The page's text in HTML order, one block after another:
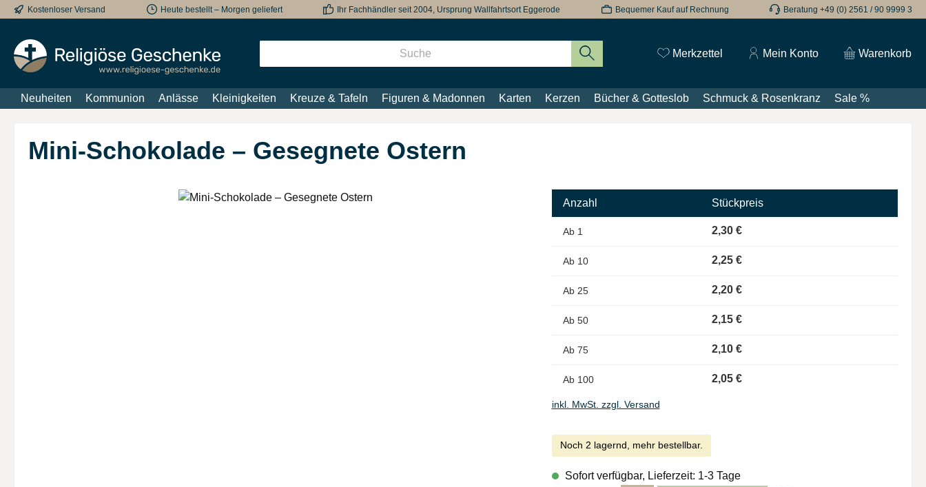
Hauptinhalt springen
Zur Suche springen
Zur Hauptnavigation springen
Kostenloser Versand Heute bestellt – Morgen geliefert Ihr Fachhändler seit 2004, Ursprung Wallfahrtsort Eggerode Bequemer Kauf auf Rechnung Beratung +49 (0) 2561 / 90 9999 3
Merkzettel Du hast 0 Produkte auf dem Merkzettel
Mein Konto Warenkorb
Neuheiten Kommunion Anlässe Kleinigkeiten Kreuze & Tafeln Figuren & Madonnen Karten Kerzen Bücher & Gotteslob Schmuck & Rosenkranz Sale %
Mini-Schokolade – Gesegnete Ostern
Anzahl Stückpreis
Ab 1 2,30 €
Ab 10 2,25 €
Ab 25 2,20 €
Ab 50 2,15 €
Ab 75 2,10 €
Ab 100 2,05 €
inkl. MwSt. zzgl. Versand
Noch 2 lagernd, mehr bestellbar.
Sofort verfügbar, Lieferzeit: 1-3 Tage